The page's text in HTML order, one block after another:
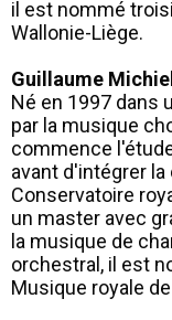
il est nommé
Wallonie-Liège.
Guillaume
Né en 1997 dans
par la musique
commence
avant d'intégrer
Conservatoire
un master avec
la musique de
orchestral, il est
Musique royale